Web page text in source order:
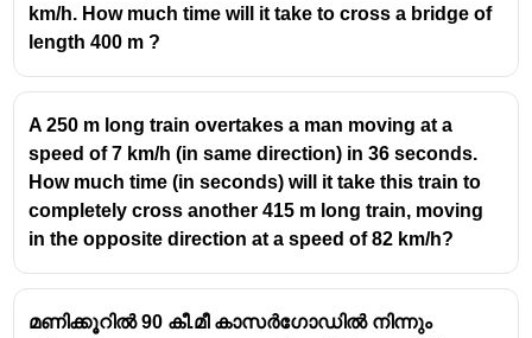
km/h. How much time will it take to cross a bridge of
length 400 m ?
A 250 m long train overtakes a man moving at a
speed of 7 km/h (in same direction) in 36 seconds.
How much time (in seconds) will it take this train to
completely cross another 415 m long train, moving
in the opposite direction at a speed of 82 km/h?
മണിക്കൂറിൽ 90 കീ.മീ കാസർഗോഡിൽ നിന്നും